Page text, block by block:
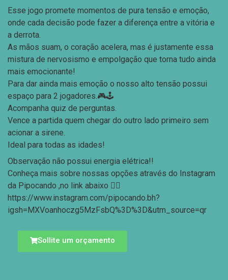
Esse jogo promete momentos de pura tensão e emoção,
onde cada decisão pode fazer a diferença entre a vitória e
a derrota.
As mãos suam, o coração acelera, mas é justamente essa
mistura de nervosismo e empolgação que torna tudo ainda
mais emocionante!
Para dar ainda mais emoção o nosso alto tensão possui
espaço para 2 jogadores.🎮🕹️
Acompanha quiz de perguntas.
Vence a partida quem chegar do outro lado primeiro sem
acionar a sirene.
Ideal para todas as idades!
Observação não possui energia elétrica!!
Conheça mais sobre nossas opções através do Instagram
da Pipocando ,no link abaixo 👇🏻
https://www.instagram.com/pipocando.bh?
igsh=MXVoanhoczg5MzFsbQ%3D%3D&utm_source=qr
Sollite um orçamento